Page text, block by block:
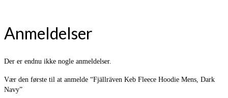
Anmeldelser
Der er endnu ikke nogle anmeldelser.
Vær den første til at anmelde “Fjällräven Keb Fleece Hoodie Mens, Dark
Navy”